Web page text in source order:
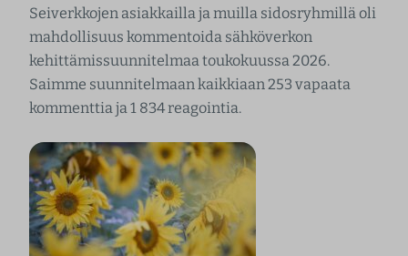
Seiverkkojen asiakkailla ja muilla sidosryhmillä oli
mahdollisuus kommentoida sähköverkon
kehittämissuunnitelmaa toukokuussa 2026.
Saimme suunnitelmaan kaikkiaan 253 vapaata
kommenttia ja 1 834 reagointia.